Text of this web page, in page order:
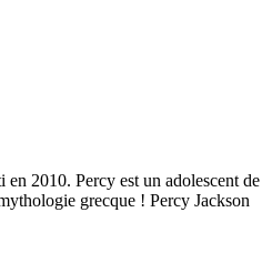
2010. Percy est un adolescent de
grecque ! Percy Jackson